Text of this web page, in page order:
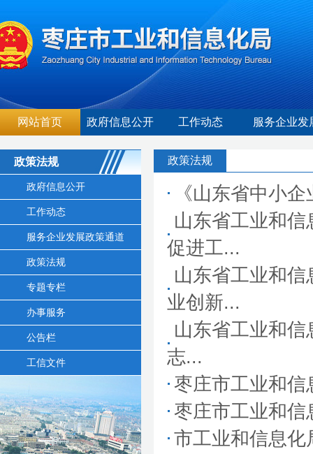
网站首页 政府信息公开 工作动态 服务企业发
政策法规
政府信息公开
工作动态
服务企业发展政策通道
政策法规
专题专栏
办事服务
公告栏
工信文件
政策法规
《山东省中小
山东省工业和
促进工...
山东省工业和
业创新...
山东省工业和信
志...
枣庄市工业和
枣庄市工业和
市工业和信息